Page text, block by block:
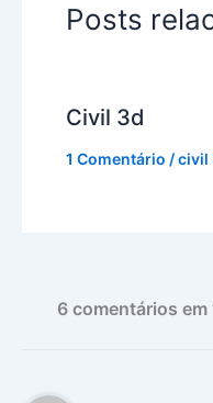
Posts
Civil 3d
1 Comentário /civil
6 comentários em